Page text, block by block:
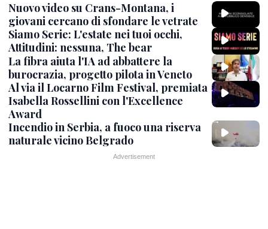
Nuovo video su Crans-Montana, i
giovani cercano di sfondare le vetrate
Siamo Serie: L'estate nei tuoi occhi,
Attitudini: nessuna, The bear
La fibra aiuta l'IA ad abbattere la
burocrazia, progetto pilota in Veneto
Al via il Locarno Film Festival, premiata
Isabella Rossellini con l'Excellence
Award
Incendio in Serbia, a fuoco una riserva
naturale vicino Belgrado